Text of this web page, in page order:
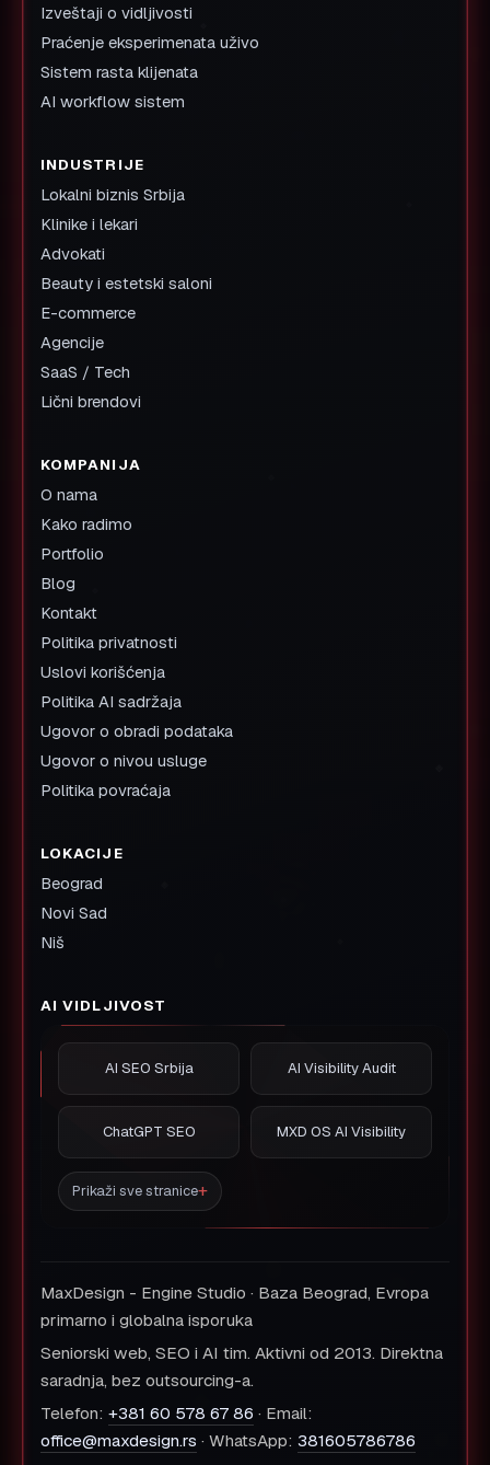
Izveštaji o vidljivosti
Praćenje eksperimenata uživo
Sistem rasta klijenata
AI workflow sistem
INDUSTRIJE
Lokalni biznis Srbija
Klinike i lekari
Advokati
Beauty i estetski saloni
E-commerce
Agencije
SaaS / Tech
Lični brendovi
KOMPANIJA
O nama
Kako radimo
Portfolio
Blog
Kontakt
Politika privatnosti
Uslovi korišćenja
Politika AI sadržaja
Ugovor o obradi podataka
Ugovor o nivou usluge
Politika povraćaja
LOKACIJE
Beograd
Novi Sad
Niš
AI VIDLJIVOST
AI SEO Srbija AI Visibility Audit
ChatGPT SEO MXD OS AI Visibility
Prikaži sve stranice
MaxDesign - Engine Studio · Baza Beograd, Evropa
primarno i globalna isporuka
Seniorski web, SEO i AI tim. Aktivni od 2013. Direktna
saradnja, bez outsourcing-a.
Telefon: +381 60 578 67 86 · Email:
office@maxdesign.rs · WhatsApp: 381605786786